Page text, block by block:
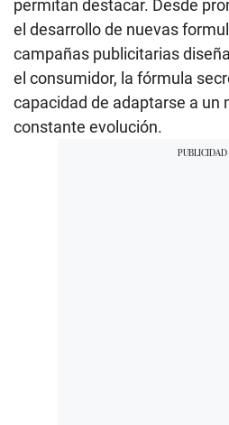
permitan destacar. Desde
el desarrollo de nuevas
campañas publicitarias
el consumidor, la fórmula
capacidad de adaptarse a un
constante evolución.